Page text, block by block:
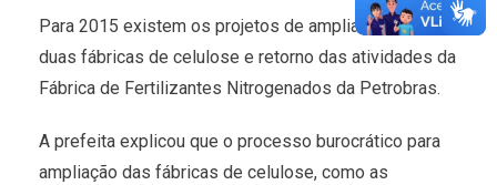
Para 2015 existem os projetos de ampliação das
duas fábricas de celulose e retorno das atividades da
Fábrica de Fertilizantes Nitrogenados da Petrobras.
A prefeita explicou que o processo burocrático para
ampliação das fábricas de celulose, como as